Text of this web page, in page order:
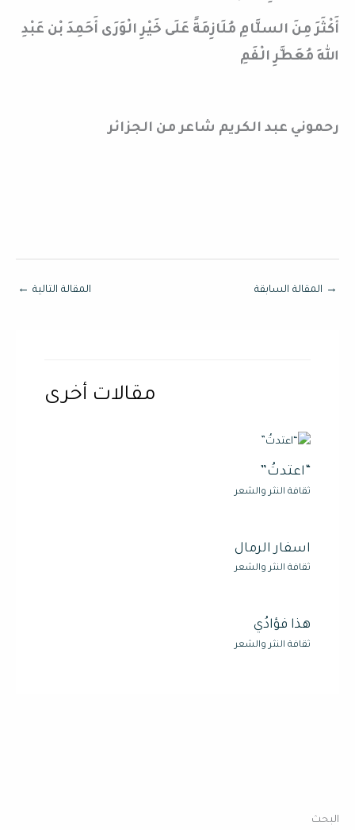
أَكْثَرَ مِنَ السلَّامِ مُلَازِمَةً عَلَى خَيْرِ الْوَرَى أَحَمِدَ بْن عَبْدِ
اللهِ مُعَطَّرِ الْفَمِ
رحموني عبد الكريم شاعر من الجزائر
→ المقالة السابقة المقالة التالية ←
مقالات أخرى
“اعتدتُ”
ثقافة النثر والشعر
اسفار الرمال
ثقافة النثر والشعر
هذا فؤادُي
ثقافة النثر والشعر
البحث